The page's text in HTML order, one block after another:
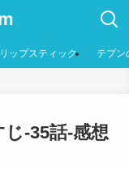
ップスティック テプン
-35話-感想